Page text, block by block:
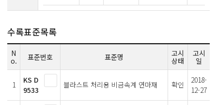
수록표준목록
N
o.
표준번호 표준명
고시
상태
고시
일
1
KS D
9533
블라스트 처리용 비금속계 연마재 확인
2018-
12-27